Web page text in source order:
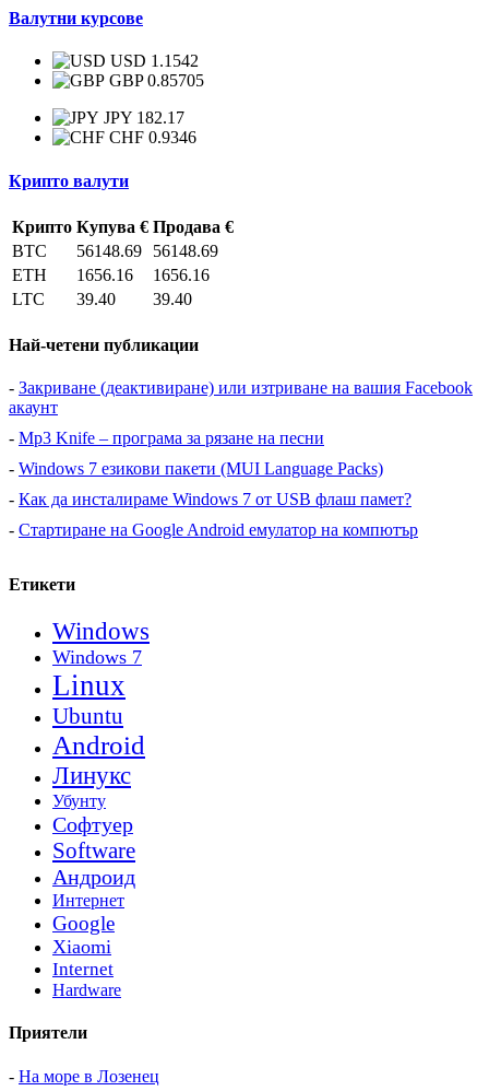
Валутни курсове
USD 1.1542
GBP 0.85705
JPY 182.17
CHF 0.9346
Крипто валути
Крипто Купува € Продава €
BTC
56148.69
56148.69
ETH
1656.16
1656.16
LTC
39.40 39.40
Най-четени публикации
- Закриване (деактивиране) или изтриване на вашия Facebook
акаунт
- Mp3 Knife – програма за рязане на песни
- Windows 7 езикови пакети (MUI Language Packs)
- Как да инсталираме Windows 7 от USB флаш памет?
- Стартиране на Google Android емулатор на компютър
Етикети
Windows
Windows 7
Linux
Ubuntu
Android
Линукс
Убунту
Софтуер
Software
Андроид
Интернет
Google
Xiaomi
Internet
Hardware
Приятели
- На море в Лозенец